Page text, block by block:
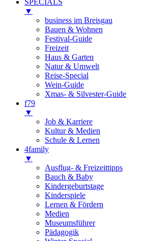
SPECIALS
▼
business im Breisgau
Bauen & Wohnen
Festival-Guide
Freizeit
Haus & Garten
Natur & Umwelt
Reise-Special
Wein-Guide
Xmas- & Silvester-Guide
f79
▼
Job & Karriere
Kultur & Medien
Schule & Lernen
4family
▼
Ausflug- & Freizeittipps
Bauch & Baby
Kindergeburtstage
Kinderspiele
Lernen & Fördern
Medien
Museumsführer
Pädagogik